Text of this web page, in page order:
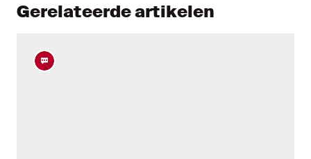
Gerelateerde artikelen